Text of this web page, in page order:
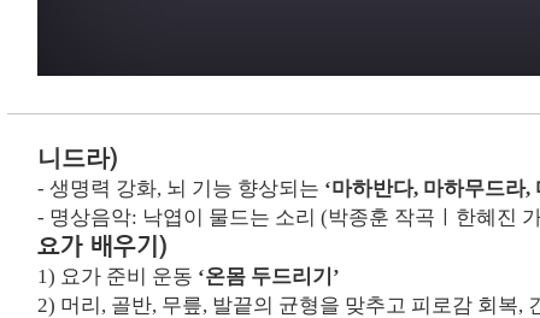
니드라)
-생명력 강화, 뇌 기능 향상되는 ‘마하반다, 마하무드라,
- 명상음악: 낙엽이 물드는 소리 (박종훈 작곡ㅣ한혜진
요가 배우기 )
1) 요가 준비 운동 ‘온몸 두드리기’
2) 머리 , 골반, 무릎, 발끝의 균형을 맞추고 피로감 회복,